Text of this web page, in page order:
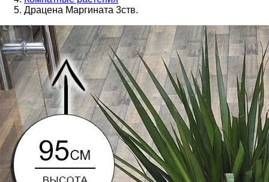
Драцена Маргината 3ств.